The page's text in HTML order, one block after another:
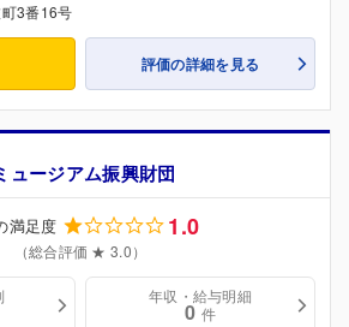
3番16号
評価の詳細を見る
ュージアム振興財団
満足度 1.0
（総合評価 ★ 3.0）
年収・給与明細
0 件